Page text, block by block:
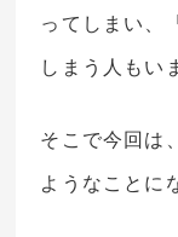
ってしまい、
しまう人もい
そこで今回は
ようなことに